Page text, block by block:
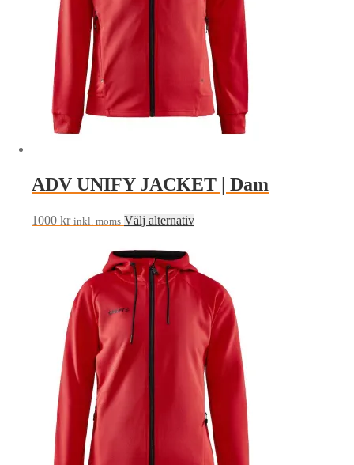
kan
väljas
på
produktsidan
ADV UNIFY JACKET | Dam
1000 kr inkl. moms Välj alternativDen
har
flera
varianter.
De
olika
alternativen
kan
väljas
produktsidan